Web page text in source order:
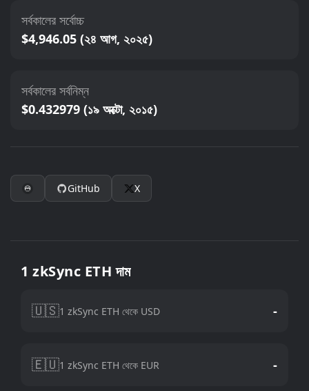
সর্বকালের সর্বোচ্চ
$4,946.05 (২৪ আগ, ২০২৫)
সর্বকালের সর্বনিম্ন
$0.432979 (১৯ অক্টো, ২০১৫)
GitHub X
1 zkSync ETH দাম
🇺🇸1 zkSync ETH থেকে USD -
🇪🇺1 zkSync ETH থেকে EUR -